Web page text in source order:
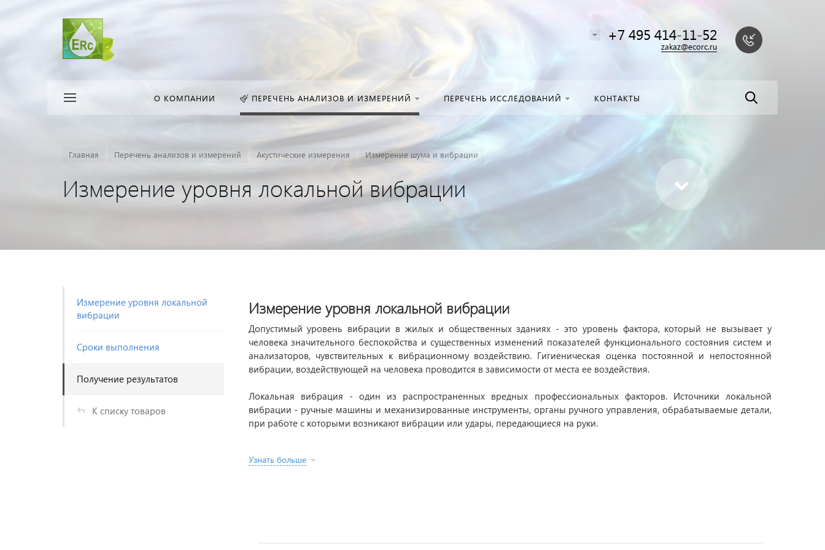
+7 495 414-11-52
zakaz@ecorc.ru
О КОМПАНИИ ПЕРЕЧЕНЬ АНАЛИЗОВ И ИЗМЕРЕНИЙ ПЕРЕЧЕНЬ ИССЛЕДОВАНИЙ КОНТАКТЫ
Главная Перечень анализов и измерений Акустические измерения Измерение шума и вибрации
Измерение уровня локальной вибрации
Измерение уровня локальной
вибрации
Сроки выполнения
Получение результатов
К списку товаров
Измерение уровня локальной вибрации
Допустимый уровень вибрации в жилых и общественных зданиях - это уровень фактора, который не вызывает у
человека значительного беспокойства и существенных изменений показателей функционального состояния систем и
анализаторов, чувствительных к вибрационному воздействию. Гигиеническая оценка постоянной и непостоянной
вибрации, воздействующей на человека проводится в зависимости от места ее воздействия.
Локальная вибрация - один из распространенных вредных профессиональных факторов. Источники локальной
вибрации - ручные машины и механизированные инструменты, органы ручного управления, обрабатываемые детали,
при работе с которыми возникают вибрации или удары, передающиеся на руки.
Узнать больше